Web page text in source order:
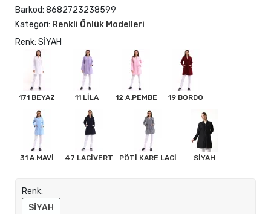
Barkod: 8682723238599
Kategori: Renkli Önlük Modelleri
Renk: SİYAH
171 BEYAZ 11 LİLA 12 A.PEMBE 19 BORDO
31 A.MAVİ 47 LACİVERT PÖTİ KARE LACİ SİYAH
Renk:
SİYAH